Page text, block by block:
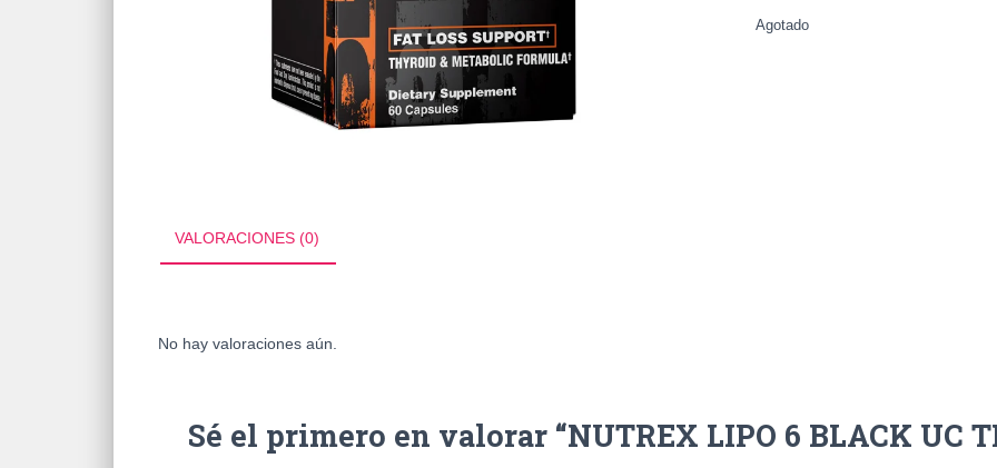
Agotado
VALORACIONES (0)
No hay valoraciones aún.
Sé el primero en valorar “NUTREX LIPO 6 BLACK UC